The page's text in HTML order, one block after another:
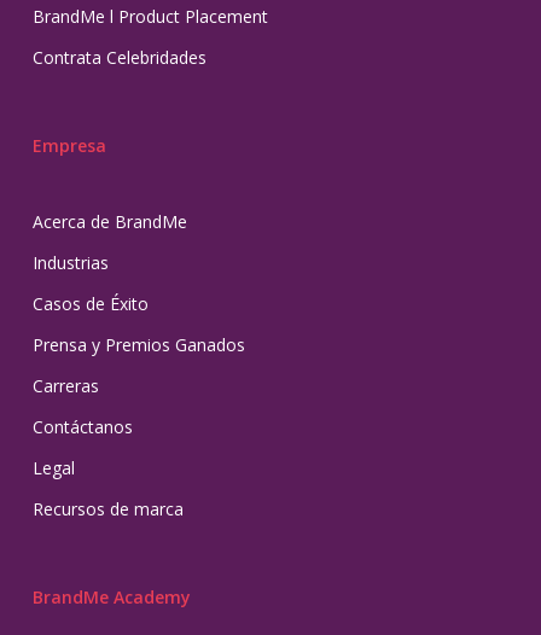
BrandMe l Product Placement
Contrata Celebridades
Empresa
Acerca de BrandMe
Industrias
Casos de Éxito
Prensa y Premios Ganados
Carreras
Contáctanos
Legal
Recursos de marca
BrandMe Academy